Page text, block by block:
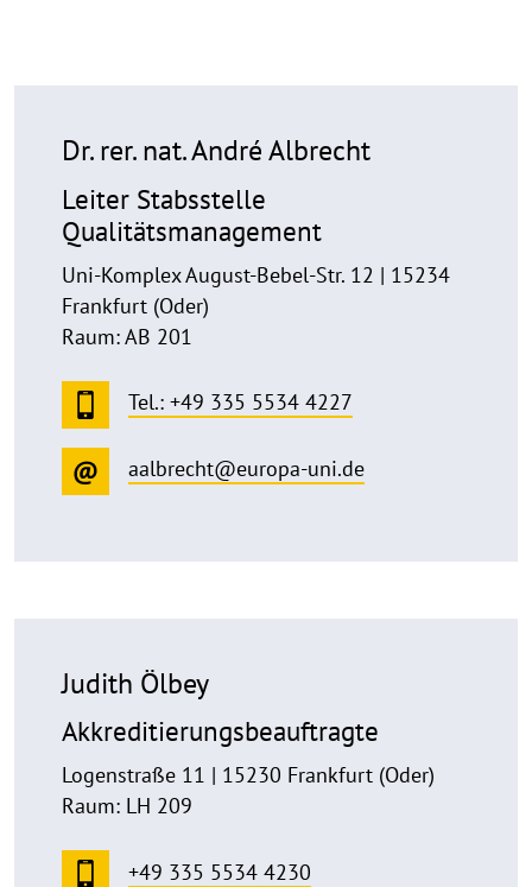
Dr. rer. nat. André Albrecht
Leiter Stabsstelle
Qualitätsmanagement
Uni-Komplex August-Bebel-Str. 12 | 15234
Frankfurt (Oder)
Raum: AB 201
Tel.: +49 335 5534 4227
aalbrecht@europa-uni.de
Judith Ölbey
Akkreditierungsbeauftragte
Logenstraße 11 | 15230 Frankfurt (Oder)
Raum: LH 209
+49 335 5534 4230